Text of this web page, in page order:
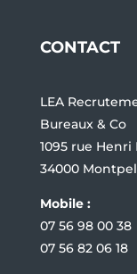
CONTACT
LEA
Bureaux & Co
1095 rue
34000
Mobile :
07 56 98 00 38
07 56 82 06 18